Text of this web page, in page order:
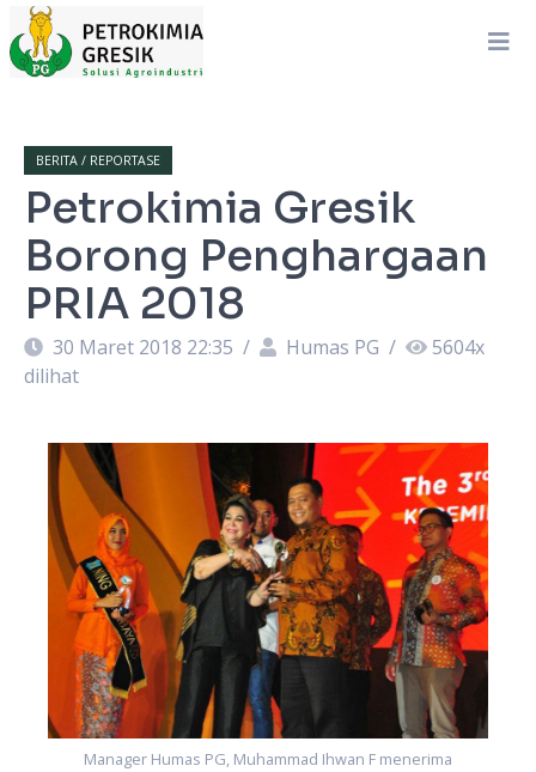
BERITA / REPORTASE
Petrokimia Gresik
Borong Penghargaan
PRIA 2018
30 Maret 2018 22:35 / Humas PG / 5604x
dilihat
Manager Humas PG, Muhammad Ihwan F menerima